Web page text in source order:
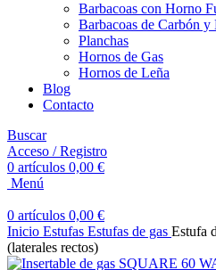
Barbacoas con Horno
Barbacoas de Carbón y
Planchas
Hornos de Gas
Hornos de Leña
Blog
Contacto
Buscar
Acceso / Registro
0 artículos 0,00 €
Menú
0 artículos 0,00 €
Inicio Estufas Estufas de gas Estufa
(laterales rectos)